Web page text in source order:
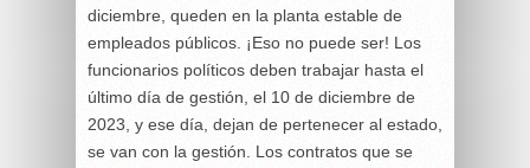
diciembre, queden en la planta estable de
empleados públicos. ¡Eso no puede ser! Los
funcionarios políticos deben trabajar hasta el
último día de gestión, el 10 de diciembre de
2023, y ese día, dejan de pertenecer al estado,
se van con la gestión. Los contratos que se